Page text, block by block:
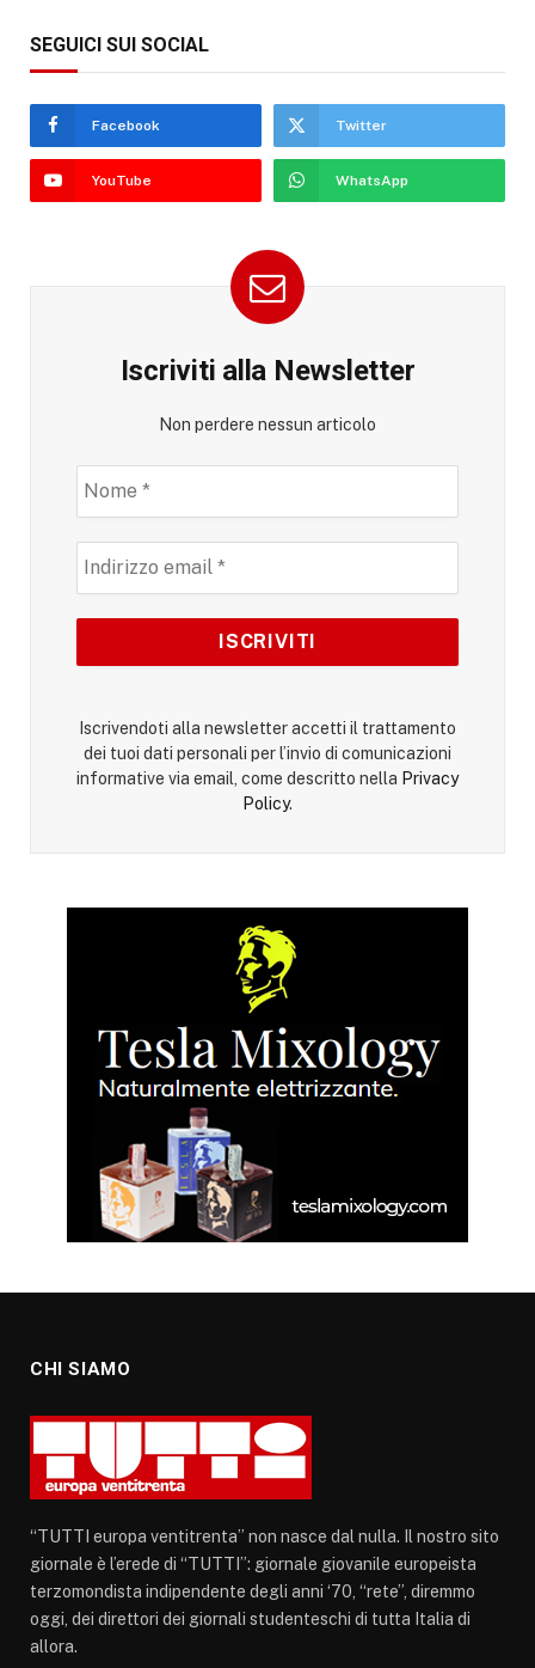
SEGUICI SUI SOCIAL
Facebook Twitter
YouTube WhatsApp
Iscriviti alla Newsletter
Non perdere nessun articolo
Iscrivendoti alla newsletter accetti il trattamento
dei tuoi dati personali per l’invio di comunicazioni
informative via email, come descritto nella Privacy
Policy.
CHI SIAMO
“TUTTI europa ventitrenta” non nasce dal nulla. Il nostro sito
giornale è l’erede di “TUTTI”: giornale giovanile europeista
terzomondista indipendente degli anni ‘70, “rete”, diremmo
oggi, dei direttori dei giornali studenteschi di tutta Italia di
allora.